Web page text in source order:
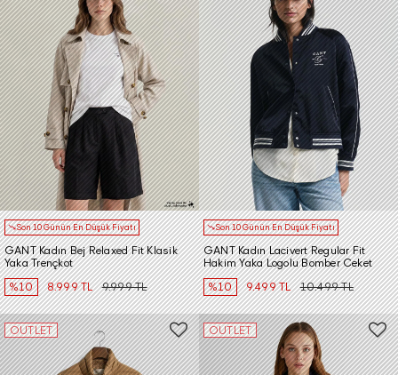
Son 10 Günün En Düşük Fiyatı
GANT Kadın Bej Relaxed Fit Klasik
Yaka Trençkot
%10
8.999 TL 9.999 TL
Son 10 Günün En Düşük Fiyatı
GANT Kadın Lacivert Regular Fit
Hakim Yaka Logolu Bomber Ceket
%10
9.499 TL 10.499 TL
OUTLET OUTLET